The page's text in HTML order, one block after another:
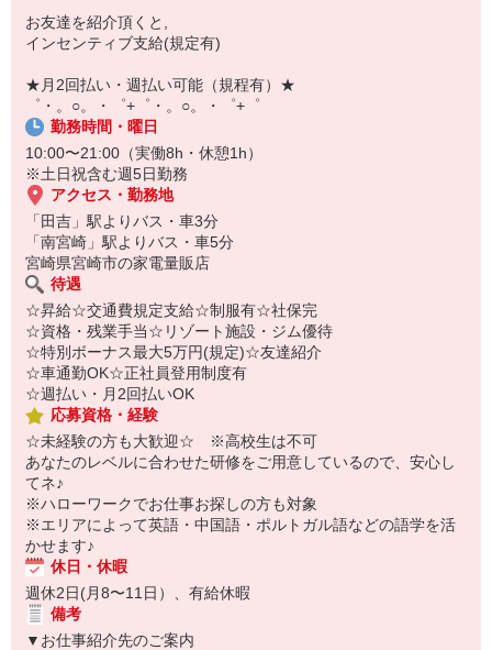
【スマホ面接実施中】
￣￣￣￣￣￣￣￣￣
自宅に居ながらスマホでカンタン面接OK！
オンライン面談なのでスピード対応。
お友達を紹介頂くと,
インセンティブ支給(規定有)
★月2回払い・週払い可能（規程有）★
゜・。○。・゜+゜・。○。・゜+゜
勤務時間・曜日
10:00〜21:00（実働8h・休憩1h）
※土日祝含む週5日勤務
アクセス・勤務地
「田吉」駅よりバス・車3分
「南宮崎」駅よりバス・車5分
宮崎県宮崎市の家電量販店
待遇
☆昇給☆交通費規定支給☆制服有☆社保完
☆資格・残業手当☆リゾート施設・ジム優待
☆特別ボーナス最大5万円(規定)☆友達紹介
☆車通勤OK☆正社員登用制度有
☆週払い・月2回払いOK
応募資格・経験
☆未経験の方も大歓迎☆ ※高校生は不可
あなたのレベルに合わせた研修をご用意しているので、安心し
てネ♪
※ハローワークでお仕事お探しの方も対象
※エリアによって英語・中国語・ポルトガル語などの語学を活
かせます♪
休日・休暇
週休2日(月8〜11日）、有給休暇
備考
▼お仕事紹介先のご案内